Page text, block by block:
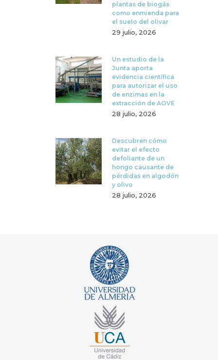
plantas de biogás
como enmienda para
el suelo del olivar
29 julio, 2026
Un estudio de la
Junta aporta
evidencia científica
para autorizar el uso
de enzimas en la
extracción de AOVE
28 julio, 2026
Descubren cómo
evitar el efecto
defoliante de un
hongo causante de
pérdidas en algodón
y olivo
28 julio, 2026